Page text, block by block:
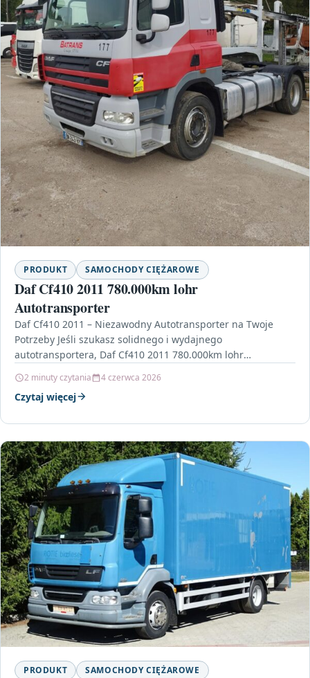
PRODUKT SAMOCHODY CIĘŻAROWE
Daf Cf410 2011 780.000km lohr
Autotransporter
Daf Cf410 2011 – Niezawodny Autotransporter na Twoje
Potrzeby Jeśli szukasz solidnego i wydajnego
autotransportera, Daf Cf410 2011 780.000km lohr
2 minuty czytania 4 czerwca 2026
Czytaj więcej
PRODUKT SAMOCHODY CIĘŻAROWE